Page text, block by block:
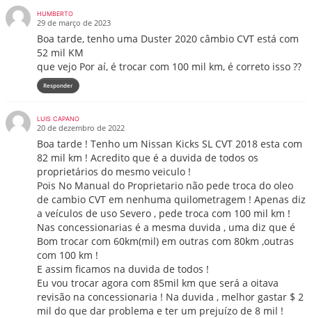
HUMBERTO
29 de março de 2023
Boa tarde, tenho uma Duster 2020 câmbio CVT está com
52 mil KM
que vejo Por aí, é trocar com 100 mil km, é correto isso ??
Responder
LUIS CAPANO
20 de dezembro de 2022
Boa tarde ! Tenho um Nissan Kicks SL CVT 2018 esta com
82 mil km ! Acredito que é a duvida de todos os
proprietários do mesmo veiculo !
Pois No Manual do Proprietario não pede troca do oleo
de cambio CVT em nenhuma quilometragem ! Apenas diz
a veículos de uso Severo , pede troca com 100 mil km !
Nas concessionarias é a mesma duvida , uma diz que é
Bom trocar com 60km(mil) em outras com 80km ,outras
com 100 km !
E assim ficamos na duvida de todos !
Eu vou trocar agora com 85mil km que será a oitava
revisão na concessionaria ! Na duvida , melhor gastar $ 2
mil do que dar problema e ter um prejuízo de 8 mil !